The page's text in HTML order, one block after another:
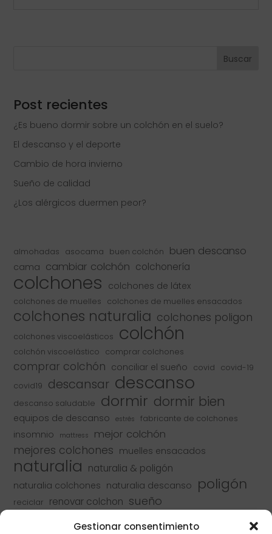
Gestionar consentimiento
Buscar
Post recientes
¿Es bueno dormir sobre un colchón en el suelo?
El descanso y el deporte
Cambio de hora invierno
Sueño de calidad
¿Los alérgicos duermen peor?
almohadas asocama buen colchón buen descanso
cama cambiar colchón colchonería
colchones colchones de látex
colchones de muelles colchones de muelles ensacados
colchones naturalia colchones poligon
colchones viscoelásticos colchón
colchón viscoelástico comprar colchones
comprar colchón conciliar el sueño covid
covid-19
covid19
descansar descanso
descanso saludable dormir dormir bien
equipos de descanso estrés fabricante de colchones
insomnio mattress mejor colchón
mejores colchones muelles ensacados
naturalia naturalia & poligón
naturalia colchones naturalia descanso poligón
reciclar renovar colchon sueño